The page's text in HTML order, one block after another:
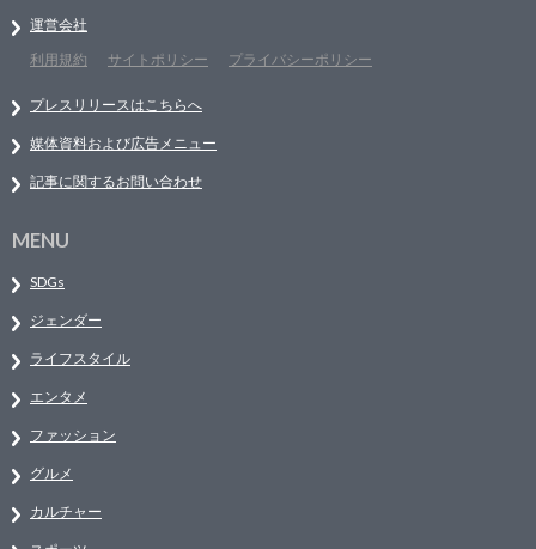
運営会社
利用規約
サイトポリシー プライバシーポリシー
プレスリリースはこちらへ
媒体資料および広告メニュー
記事に関するお問い合わせ
MENU
SDGs
ジェンダー
ライフスタイル
エンタメ
ファッション
グルメ
カルチャー